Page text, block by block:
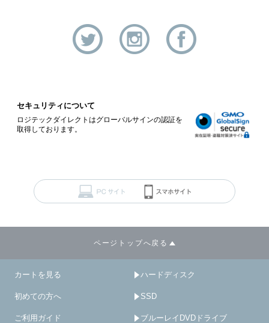
セキュリティについて
ロジテックダイレクトはグローバルサインの認証を
取得しております。
ページトップへ戻る
カートを見る
初めての方へ
ご利用ガイド
ハードディスク
SSD
ブルーレイDVDドライブ